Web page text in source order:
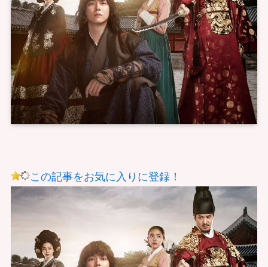
この記事をお気に入りに登録！